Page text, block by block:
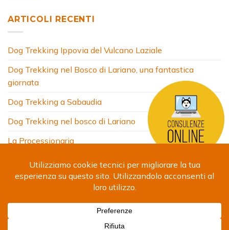
ARTICOLI RECENTI
Dog Trekking Ippovia del Vulcano Laziale
Dog Trekking nel Bosco di Lariano, una fantastica
giornata
Dog Trekking a Sabaudia
Dog Trekking nel bosco di Lariano
La Processionaria
COSA FACCIO
SITI AMICI
CONTATTI